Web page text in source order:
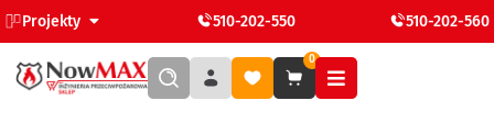
Projekty 510-202-550 510-202-560
0